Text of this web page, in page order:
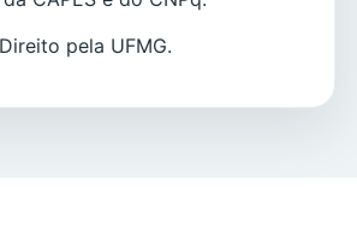
pela UFMG.